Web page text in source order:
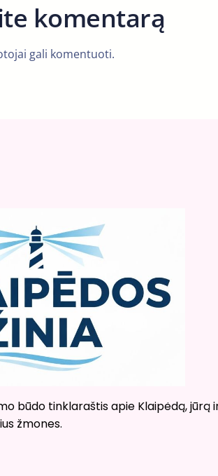
komentarą
gali komentuoti.
būdo tinklaraštis apie Klaipėdą, jūrą
žmones.